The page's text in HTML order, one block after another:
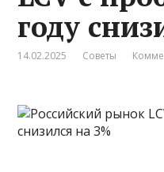
году
14.02.2025 Советы